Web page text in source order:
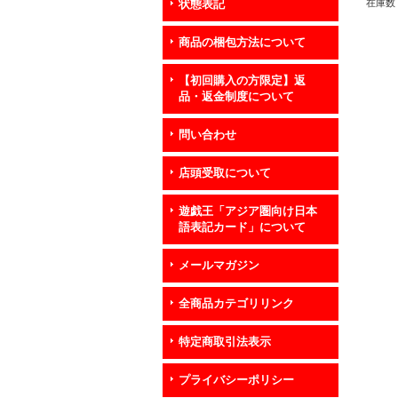
状態表記
商品の梱包方法について
【初回購入の方限定】返
品・返金制度について
問い合わせ
店頭受取について
遊戯王「アジア圏向け日本
語表記カード」について
メールマガジン
全商品カテゴリリンク
特定商取引法表示
プライバシーポリシー
在庫数